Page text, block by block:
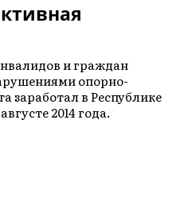
и граждан
опорно-
заработал в Республике
2014 года.